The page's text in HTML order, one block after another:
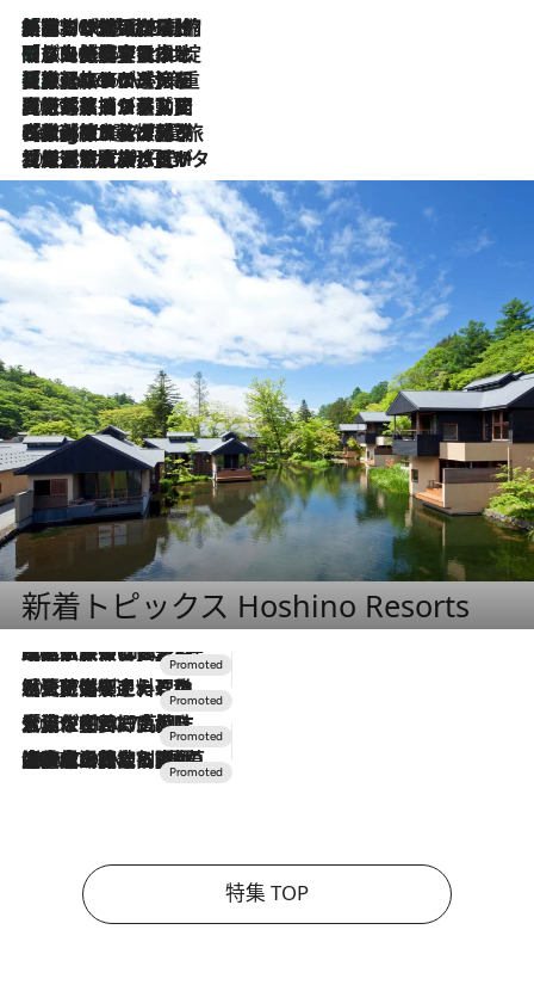
2026.8.6
「荷物が増えるほど旅ストレスは増す」美容ジャーナリストがたどり着いた最終結論。“化粧品を劇的に減らす”感動の凝縮美容とは
2026.8.6
「旅先には金髪ウィッグを持参」日本と同じメイクでは損してる!? 美容ジャーナリストが提案する“掟破りの旅美容”とは
2026.8.6
【厳選旅コスメ】「身軽さ＆UV対策重視！」ヘアアーティストshucoが選んだ夏旅ベストコスメを発表【Mサイズジップ】
2026.8.5
【厳選旅コスメ】国内をあちこち移動する河井菜摘が選んだ夏旅ベストコスメ発表！「リラックスアイテムはマスト」【Mサイズジップ】
2026.8.4
【厳選旅コスメ】「紫外線＆乾燥対策しながらメイク感も！」ヘア＆メイクGeorgeが選んだ夏旅ベストコスメを発表！【Mサイズジップ】
2026.8.3
【厳選旅コスメ】「保湿もタイパ重視！」“サウナ好き”タレント清水みさとが愛用する夏旅ベストコスメを発表！【Mサイズジップ】
新着トピックス Hoshino Resorts
2026.7.31
【ホテル帰省】という選択肢をOMOが提案。家族とほどよい距離を保つには「昼は実家、夜は気兼ねなくホテルで！」
2026.7.24
【夏限定ディナーコース】旬を迎える稚鮎や花ズッキーニなどをイタリア・トスカーナの郷土料理の手法で満喫！
2026.7.17
「土佐和ハーブかき氷」がOMO7高知に登場！生姜、山椒、大葉など目にも舌にも涼を呼ぶ郷土の味
2026.7.10
NEW OPEN！【界 草津】名湯の地に誕生。趣の異なる2種の温泉と上州ならではの会席・蕎麦割烹など美食を味わう究極の癒やし旅
特集 TOP